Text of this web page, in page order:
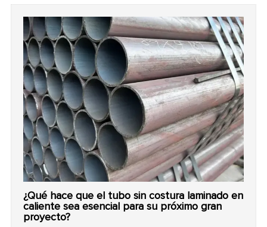
confiables.
¿Qué hace que el tubo sin costura laminado en
caliente sea esencial para su próximo gran
proyecto?